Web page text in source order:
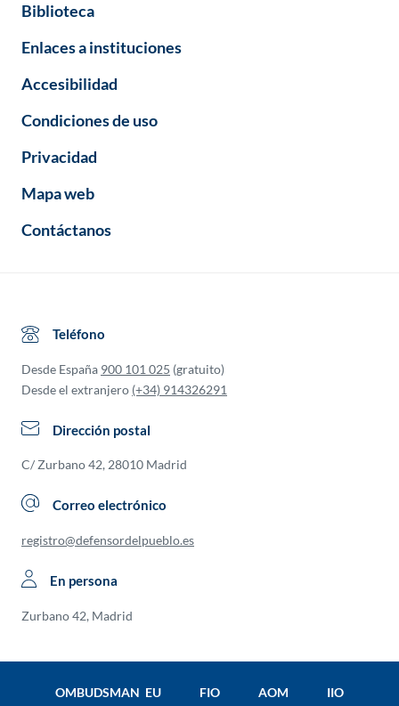
Biblioteca
Enlaces a instituciones
Accesibilidad
Condiciones de uso
Privacidad
Mapa web
Contáctanos
Teléfono
Desde España 900 101 025 (gratuito)
Desde el extranjero (+34) 914326291
Dirección postal
C/ Zurbano 42, 28010 Madrid
Correo electrónico
registro@defensordelpueblo.es
En persona
Zurbano 42, Madrid
OMBUDSMAN EU FIO AOM IIO